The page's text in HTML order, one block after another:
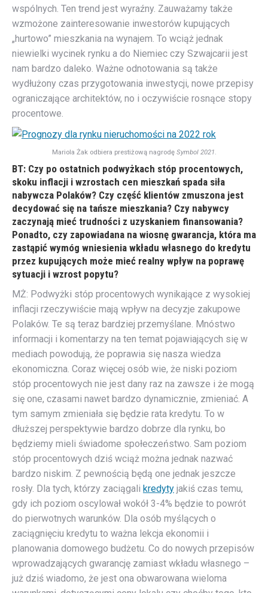
wspólnych. Ten trend jest wyraźny. Zauważamy także
wzmożone zainteresowanie inwestorów kupujących
„hurtowo” mieszkania na wynajem. To wciąż jednak
niewielki wycinek rynku a do Niemiec czy Szwajcarii jest
nam bardzo daleko. Ważne odnotowania są także
wydłużony czas przygotowania inwestycji, nowe przepisy
ograniczające architektów, no i oczywiście rosnące stopy
procentowe.
Mariola Żak odbiera prestiżową nagrodę Symbol 2021.
BT: Czy po ostatnich podwyżkach stóp procentowych,
skoku inflacji i wzrostach cen mieszkań spada siła
nabywcza Polaków? Czy część klientów zmuszona jest
decydować się na tańsze mieszkania? Czy nabywcy
zaczynają mieć trudności z uzyskaniem finansowania?
Ponadto, czy zapowiadana na wiosnę gwarancja, która ma
zastąpić wymóg wniesienia wkładu własnego do kredytu
przez kupujących może mieć realny wpływ na poprawę
sytuacji i wzrost popytu?
MŻ: Podwyżki stóp procentowych wynikające z wysokiej
inflacji rzeczywiście mają wpływ na decyzje zakupowe
Polaków. Te są teraz bardziej przemyślane. Mnóstwo
informacji i komentarzy na ten temat pojawiających się w
mediach powodują, że poprawia się nasza wiedza
ekonomiczna. Coraz więcej osób wie, że niski poziom
stóp procentowych nie jest dany raz na zawsze i że mogą
się one, czasami nawet bardzo dynamicznie, zmieniać. A
tym samym zmieniała się będzie rata kredytu. To w
dłuższej perspektywie bardzo dobrze dla rynku, bo
będziemy mieli świadome społeczeństwo. Sam poziom
stóp procentowych dziś wciąż można jednak nazwać
bardzo niskim. Z pewnością będą one jednak jeszcze
rosły. Dla tych, którzy zaciągali kredyty jakiś czas temu,
gdy ich poziom oscylował wokół 3-4% będzie to powrót
do pierwotnych warunków. Dla osób myślących o
zaciągnięciu kredytu to ważna lekcja ekonomii i
planowania domowego budżetu. Co do nowych przepisów
wprowadzających gwarancję zamiast wkładu własnego –
już dziś wiadomo, że jest ona obwarowana wieloma